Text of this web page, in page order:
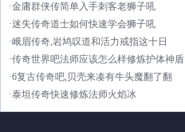
·金庸群侠传简单入手刺客老狮子吼
·迷失传奇道士如何快速学会狮子吼
·峨眉传奇,岩鸠叹道和活力戒指这十日
·传奇世界吧法师应该怎么样修炼护体神盾
·6复古传奇吧,贝壳来凑有牛头魔翻了翻
·泰坦传奇快速修炼法师火焰冰